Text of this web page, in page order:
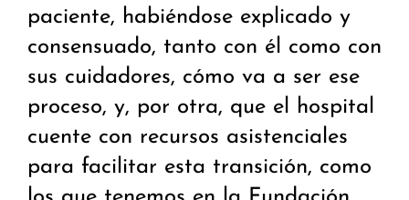
paciente, habiéndose explicado y
consensuado, tanto con él como con
sus cuidadores, cómo va a ser ese
proceso, y, por otra, que el hospital
cuente con recursos asistenciales
para facilitar esta transición, como